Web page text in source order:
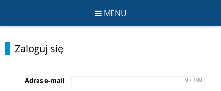
MENU
Zaloguj się
Adres e-mail 0 / 100